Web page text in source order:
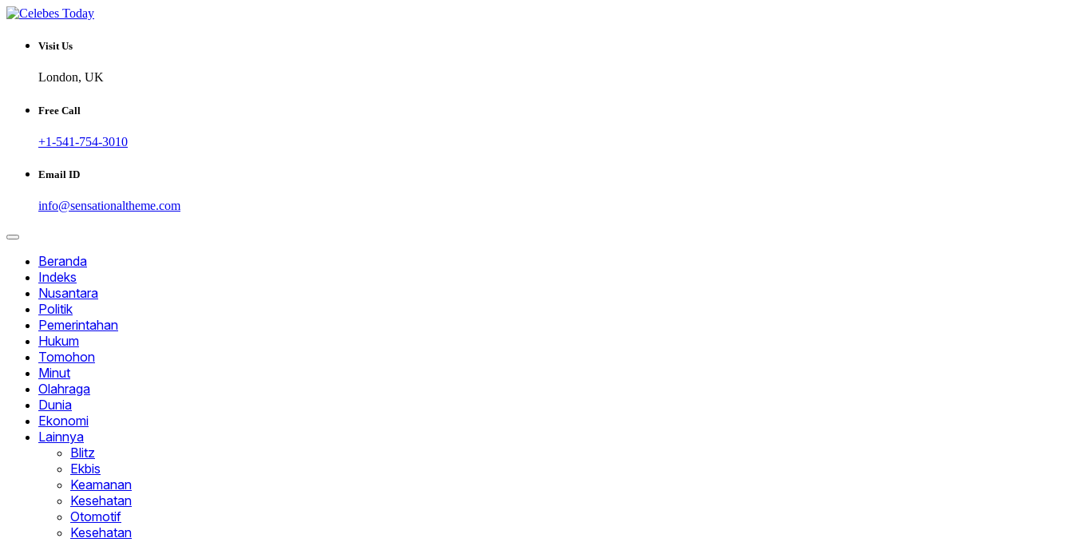
Skip
content
CELEBESTODAY.ID
Informatif dan Inspiratif
Visit Us
London, UK
Free Call
+1-541-754-3010
Email ID
info@sensationaltheme.com
Beranda
Indeks
Nusantara
Politik
Pemerintahan
Hukum
Tomohon
Minut
Olahraga
Dunia
Ekonomi
Lainnya
Blitz
Ekbis
Keamanan
Kesehatan
Otomotif
Kesehatan